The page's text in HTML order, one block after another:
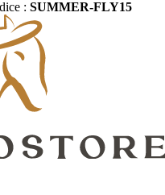
: SUMMER-FLY15